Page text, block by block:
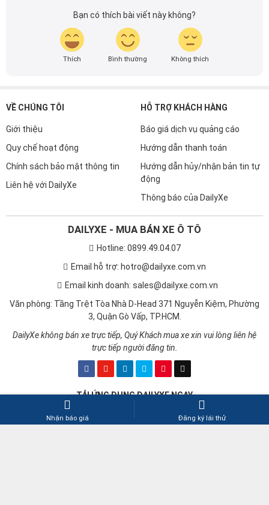
Bạn có thích bài viết này không?
Thích Bình thường Không thích
VỀ CHÚNG TÔI
Giới thiệu
Quy chế hoạt động
Chính sách bảo mật thông tin
Liên hệ với DailyXe
HỖ TRỢ KHÁCH HÀNG
Báo giá dịch vụ quảng cáo
Hướng dẫn thanh toán
Hướng dẫn hủy/nhận bản tin tự
động
Thông báo của DailyXe
DAILYXE - MUA BÁN XE Ô TÔ
Hotline: 0899.49.04.07
Email hỗ trợ: hotro@dailyxe.com.vn
Email kinh doanh: sales@dailyxe.com.vn
Văn phòng: Tầng Trệt Tòa Nhà D-Head 371 Nguyễn Kiệm, Phường
3, Quận Gò Vấp, TP.HCM.
DailyXe không bán xe trực tiếp, Quý Khách mua xe xin vui lòng liên hệ
trực tiếp người đăng tin.
TẢI ỨNG DỤNG DAILYXE NGAY
Nhận báo giá Đăng ký lái thử